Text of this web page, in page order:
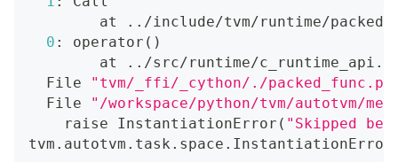
        at
.. /include/tvm/runtime/
0 : operator ( )
        at
.. /src/runtime/
  File
"tvm/_ffi/_cython/./
  File
"/workspace/python/tvm/autotvm/
    raise InstantiationError
( "Skipped